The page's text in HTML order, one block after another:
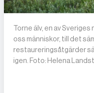
Torne älv, en av
oss människor, till det
restaureringsåtgärder
igen. Foto: Helena